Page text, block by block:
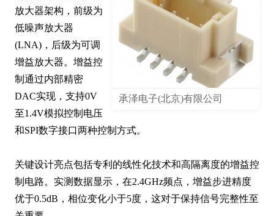
承泽电子(北京)有限公司
放大器架构，前级为
低噪声放大器
(LNA)，后级为可调
增益放大器。增益控
制通过内部精密
DAC实现，支持0V
至1.4V模拟控制电压
和SPI数字接口两种控制方式。
关键设计亮点包括专利的线性化技术和高隔离度的增益控
制电路。实测数据显示，在2.4GHz频点，增益步进精度
优于0.5dB，相位变化小于5度，这对于保持信号完整性至